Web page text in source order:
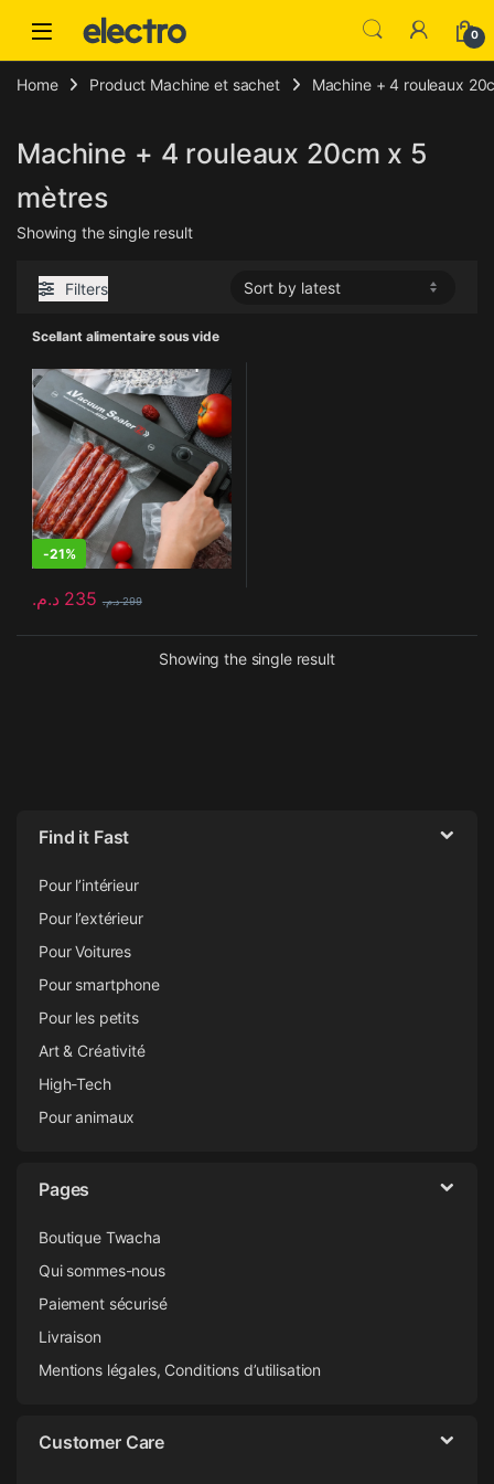
0
Home Product Machine et sachet Machine + 4 rouleaux
Machine + 4 rouleaux 20cm x 5
mètres
Showing the single result
Filters
Scellant alimentaire sous vide
-21%
235 د.م. 299 د.م.
Showing the single result
Find it Fast
Pour l’intérieur
Pour l’extérieur
Pour Voitures
Pour smartphone
Pour les petits
Art & Créativité
High-Tech
Pour animaux
Pages
Boutique Twacha
Qui sommes-nous
Paiement sécurisé
Livraison
Mentions légales, Conditions d’utilisation
Customer Care